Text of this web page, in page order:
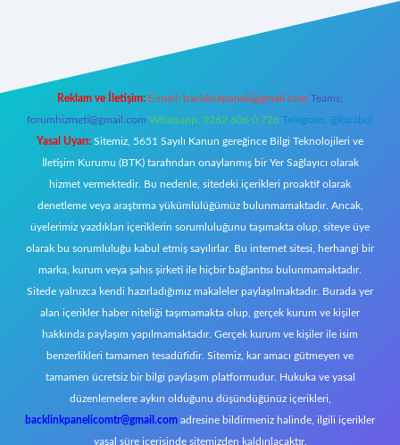
Reklam ve İletişim: E-mail: backlinkpaneli@gmail.com Teams:
forumhizmeti@gmail.com Whatsapp: 0262 606 0 726 Telegram: @karabul
Yasal Uyarı: Sitemiz, 5651 Sayılı Kanun gereğince Bilgi Teknolojileri ve
İletişim Kurumu (BTK) tarafından onaylanmış bir Yer Sağlayıcı olarak
hizmet vermektedir. Bu nedenle, sitedeki içerikleri proaktif olarak
denetleme veya araştırma yükümlülüğümüz bulunmamaktadır. Ancak,
üyelerimiz yazdıkları içeriklerin sorumluluğunu taşımakta olup, siteye üye
olarak bu sorumluluğu kabul etmiş sayılırlar. Bu internet sitesi, herhangi bir
marka, kurum veya şahıs şirketi ile hiçbir bağlantısı bulunmamaktadır.
Sitede yalnızca kendi hazırladığımız makaleler paylaşılmaktadır. Burada yer
alan içerikler haber niteliği taşımamakta olup, gerçek kurum ve kişiler
hakkında paylaşım yapılmamaktadır. Gerçek kurum ve kişiler ile isim
benzerlikleri tamamen tesadüfidir. Sitemiz, kar amacı gütmeyen ve
tamamen ücretsiz bir bilgi paylaşım platformudur. Hukuka ve yasal
düzenlemelere aykırı olduğunu düşündüğünüz içerikleri,
backlinkpanelicomtr@gmail.com adresine bildirmeniz halinde, ilgili içerikler
yasal süre içerisinde sitemizden kaldırılacaktır.